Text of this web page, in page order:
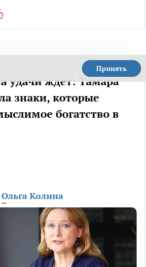
Принять
удачи ждет: Тамара
знаки, которые
богатство в
Ольга Колина